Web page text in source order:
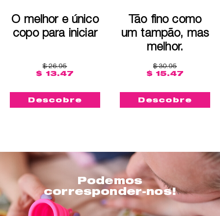
O melhor e único
copo para iniciar
$ 26.95
$ 13.47
Descobre
Tão fino como
um tampão, mas
melhor.
$ 30.95
$ 15.47
Descobre
Podemos
corresponder-nos!